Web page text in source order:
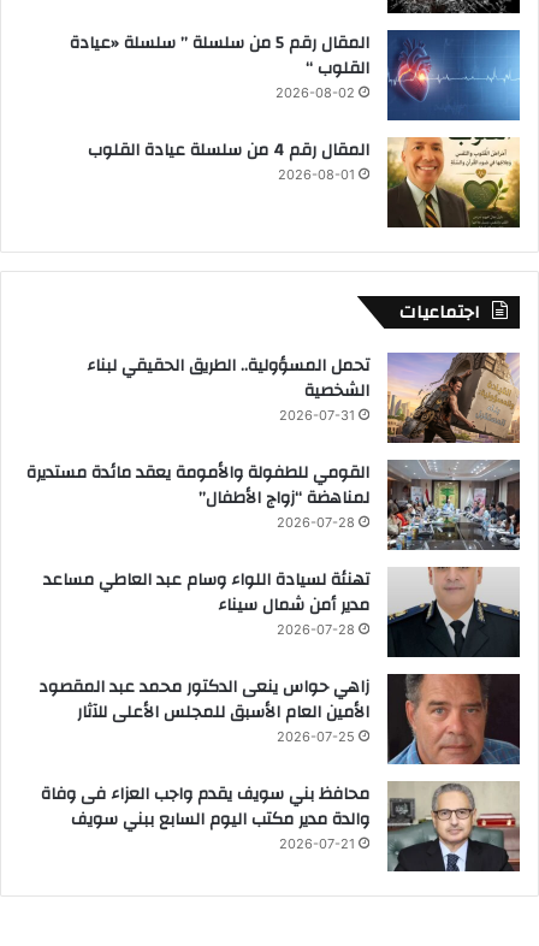
المقال رقم 5 من سلسلة ” سلسلة «عيادة
القلوب “
2026-08-02
المقال رقم 4 من سلسلة عيادة القلوب
2026-08-01
اجتماعيات
تحمل المسؤولية.. الطريق الحقيقي لبناء
الشخصية
2026-07-31
القومي للطفولة والأمومة يعقد مائدة مستديرة
لمناهضة “زواج الأطفال”
2026-07-28
تهنئة لسيادة اللواء وسام عبد العاطي مساعد
مدير أمن شمال سيناء
2026-07-28
زاهي حواس ينعى الدكتور محمد عبد المقصود
الأمين العام الأسبق للمجلس الأعلى للآثار
2026-07-25
محافظ بني سويف يقدم واجب العزاء فى وفاة
والدة مدير مكتب اليوم السابع ببني سويف
2026-07-21